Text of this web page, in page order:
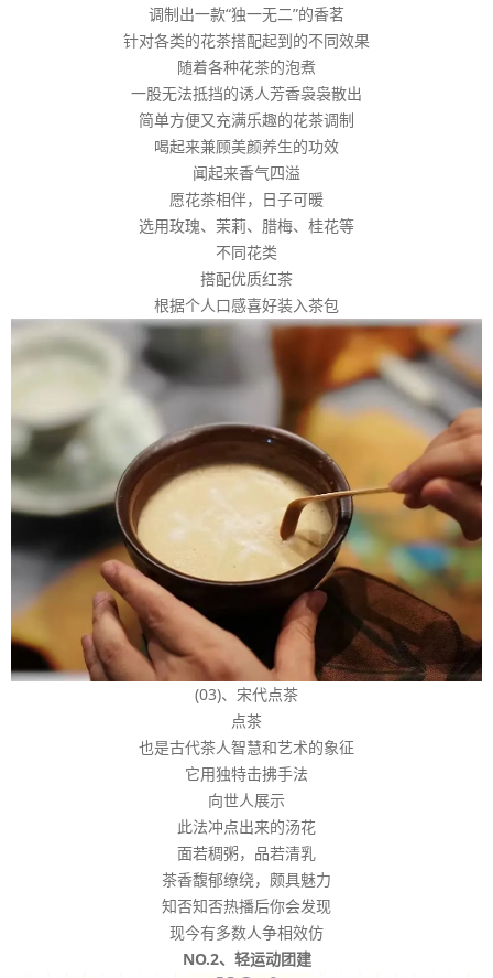
调制出一款“独一无二”的香茗
针对各类的花茶搭配起到的不同效果
随着各种花茶的泡煮
一股无法抵挡的诱人芳香袅袅散出
简单方便又充满乐趣的花茶调制
喝起来兼顾美颜养生的功效
闻起来香气四溢
愿花茶相伴，日子可暖
选用玫瑰、茉莉、腊梅、桂花等
不同花类
搭配优质红茶
根据个人口感喜好装入茶包
(03)、宋代点茶
点茶
也是古代茶人智慧和艺术的象征
它用独特击拂手法
向世人展示
此法冲点出来的汤花
面若稠粥，品若清乳
茶香馥郁缭绕，颇具魅力
知否知否热播后你会发现
现今有多数人争相效仿
NO.2、轻运动团建